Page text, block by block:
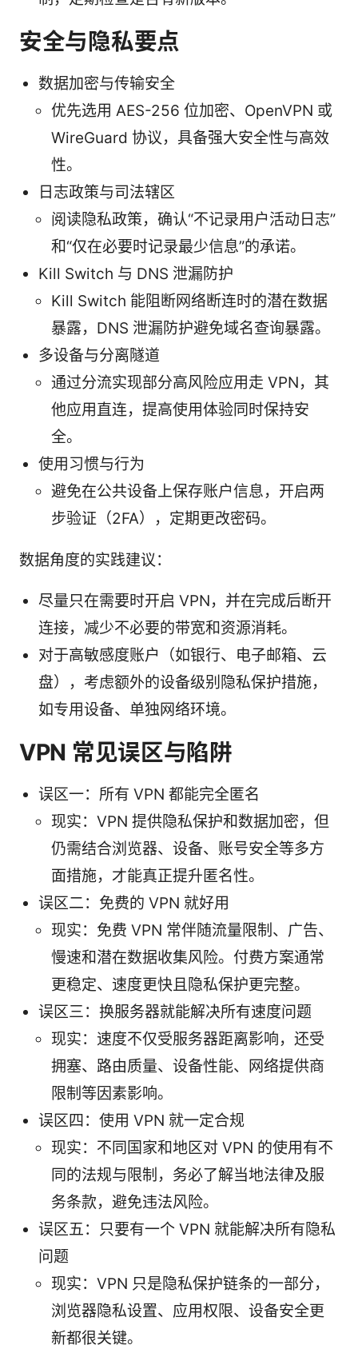
安全与隐私要点
数据加密与传输安全
优先选用 AES-256 位加密、OpenVPN 或
WireGuard 协议，具备强大安全性与高效
性。
日志政策与司法辖区
阅读隐私政策，确认“不记录用户活动日志”
和“仅在必要时记录最少信息”的承诺。
Kill Switch 与 DNS 泄漏防护
Kill Switch 能阻断网络断连时的潜在数据
暴露，DNS 泄漏防护避免域名查询暴露。
多设备与分离隧道
通过分流实现部分高风险应用走 VPN，其
他应用直连，提高使用体验同时保持安
全。
使用习惯与行为
避免在公共设备上保存账户信息，开启两
步验证（2FA），定期更改密码。
数据角度的实践建议：
尽量只在需要时开启 VPN，并在完成后断开
连接，减少不必要的带宽和资源消耗。
对于高敏感度账户（如银行、电子邮箱、云
盘），考虑额外的设备级别隐私保护措施，
如专用设备、单独网络环境。
VPN 常见误区与陷阱
误区一：所有 VPN 都能完全匿名
现实：VPN 提供隐私保护和数据加密，但
仍需结合浏览器、设备、账号安全等多方
面措施，才能真正提升匿名性。
误区二：免费的 VPN 就好用
现实：免费 VPN 常伴随流量限制、广告、
慢速和潜在数据收集风险。付费方案通常
更稳定、速度更快且隐私保护更完整。
误区三：换服务器就能解决所有速度问题
现实：速度不仅受服务器距离影响，还受
拥塞、路由质量、设备性能、网络提供商
限制等因素影响。
误区四：使用 VPN 就一定合规
现实：不同国家和地区对 VPN 的使用有不
同的法规与限制，务必了解当地法律及服
务条款，避免违法风险。
误区五：只要有一个 VPN 就能解决所有隐私
问题
现实：VPN 只是隐私保护链条的一部分，
浏览器隐私设置、应用权限、设备安全更
新都很关键。